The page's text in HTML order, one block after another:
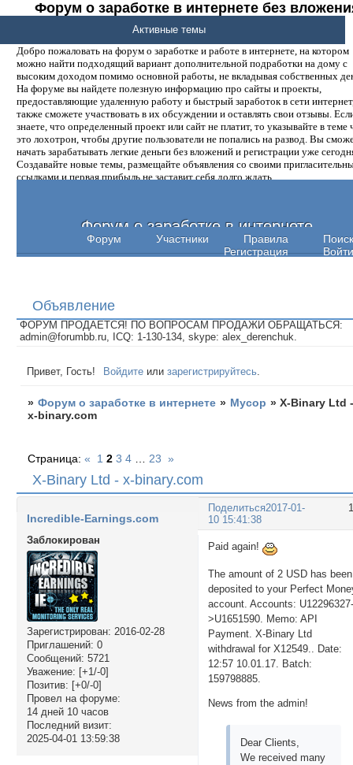
Форум о заработке в интернете без
денег.
Добро пожаловать на форум о заработке и работе в интернете, на котором
можно найти подходящий вариант дополнительной подработки на дому с
высоким доходом помимо основной работы, не вкладывая собственных
На форуме вы найдете полезную информацию про сайты и проекты,
предоставляющие удаленную работу и быстрый заработок в сети
также сможете участвовать в их обсуждении и оставлять свои отзывы.
знаете, что определенный проект или сайт не платит, то указывайте в теме
это лохотрон, чтобы другие пользователи не попались на развод. Вы
начать зарабатывать легкие деньги без вложений и регистрации уже
Создавайте новые темы, размещайте объявления со своими
ссылками и первая прибыль не заставит себя долго ждать.
Форум о заработке в интернете
Форум Участники Правила
Поиск
Регистрация
Войти
Активные темы
Объявление
ФОРУМ ПРОДАЕТСЯ! ПО ВОПРОСАМ ПРОДАЖИ ОБРАЩАТЬСЯ:
admin@forumbb.ru, ICQ: 1-130-134, skype: alex_derenchuk.
Привет, Гость! Войдите илизарегистрируйтесь
» Форум о заработке в интернете » Мусор »X-Binary Ltd
x-binary.com
X-Binary Ltd - x-binary.com
Страница:« 1 2 3 4 23 »
Поделиться2017-01-
10 15:41:38
Incredible-Earnings.com
Заблокирован
Зарегистрирован: 2016-02-28
Приглашений: 0
Сообщений: 5721
Уважение: [+1/-0]
Позитив: [+0/-0]
Провел на форуме:
14 дней 10 часов
Последний визит:
2025-04-01 13:59:38
Paid again!
The amount of 2 USD has been
deposited to your Perfect
account. Accounts:
>U1651590. Memo: API
Payment. X-Binary Ltd
withdrawal for X12549.. Date:
12:57 10.01.17. Batch:
159798885.
News from the admin!
Dear Clients,
We received many